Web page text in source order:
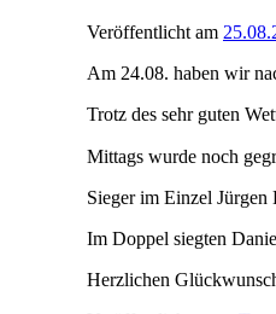
Veröffentlicht am
Am 24.08. haben wir
Trotz des sehr guten
Mittags wurde noch
Sieger im Einzel Jürgen
Im Doppel siegten
Herzlichen